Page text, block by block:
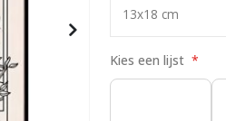
Kies een lijst